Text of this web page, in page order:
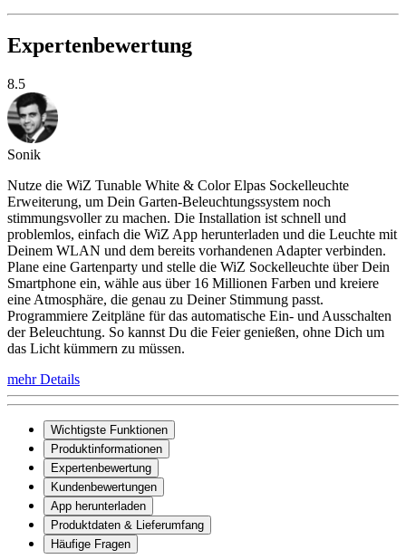
Expertenbewertung
8.5
Sonik
Nutze die WiZ Tunable White & Color Elpas Sockelleuchte
Erweiterung, um Dein Garten-Beleuchtungssystem noch
stimmungsvoller zu machen. Die Installation ist schnell und
problemlos, einfach die WiZ App herunterladen und die Leuchte mit
Deinem WLAN und dem bereits vorhandenen Adapter verbinden.
Plane eine Gartenparty und stelle die WiZ Sockelleuchte über Dein
Smartphone ein, wähle aus über 16 Millionen Farben und kreiere
eine Atmosphäre, die genau zu Deiner Stimmung passt.
Programmiere Zeitpläne für das automatische Ein- und Ausschalten
der Beleuchtung. So kannst Du die Feier genießen, ohne Dich um
das Licht kümmern zu müssen.
mehr Details
Wichtigste Funktionen
Produktinformationen
Expertenbewertung
Kundenbewertungen
App herunterladen
Produktdaten & Lieferumfang
Häufige Fragen